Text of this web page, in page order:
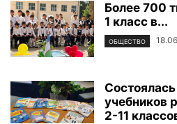
Более 700
1 класс в...
ОБЩЕСТВО
учебников
2-11